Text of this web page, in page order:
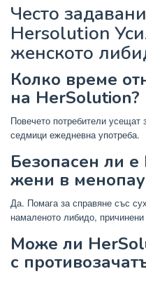
Често
Hersolution
женското
Колко време
на HerSolution?
Повечето потребители
седмици ежедневна употреба.
Безопасен ли
жени в
Да. Помага за справяне със
намаленото либидо,
Може ли
с